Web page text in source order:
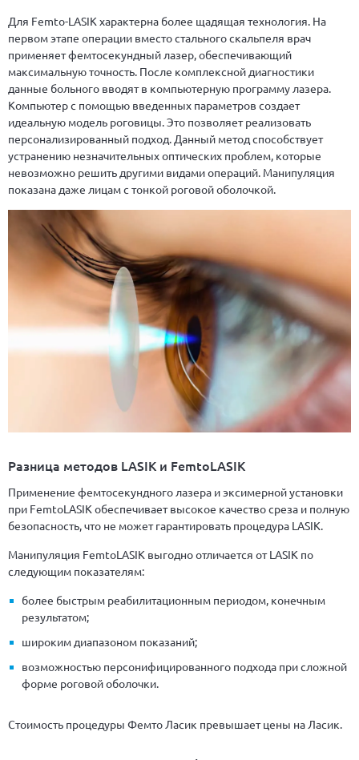
Для Femto-LASIK характерна более щадящая технология. На
первом этапе операции вместо стального скальпеля врач
применяет фемтосекундный лазер, обеспечивающий
максимальную точность. После комплексной диагностики
данные больного вводят в компьютерную программу лазера.
Компьютер с помощью введенных параметров создает
идеальную модель роговицы. Это позволяет реализовать
персонализированный подход. Данный метод способствует
устранению незначительных оптических проблем, которые
невозможно решить другими видами операций. Манипуляция
показана даже лицам с тонкой роговой оболочкой.
Разница методов LASIK и FemtoLASIK
Применение фемтосекундного лазера и эксимерной установки
при FemtoLASIK обеспечивает высокое качество среза и полную
безопасность, что не может гарантировать процедура LASIK.
Манипуляция FemtoLASIK выгодно отличается от LASIK по
следующим показателям:
более быстрым реабилитационным периодом, конечным
результатом;
широким диапазоном показаний;
возможностью персонифицированного подхода при сложной
форме роговой оболочки.
Стоимость процедуры Фемто Ласик превышает цены на Ласик.